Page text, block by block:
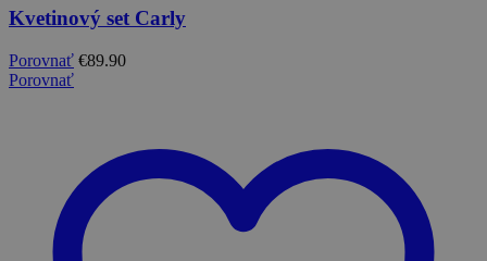
Kvetinový set Carly
Porovnať €89.90
Porovnať